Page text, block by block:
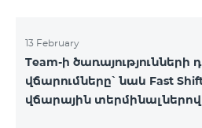
13 February
Team-ի ծառայությունների
վճարումները՝ նաև Fast
վճարային տերմինալներով